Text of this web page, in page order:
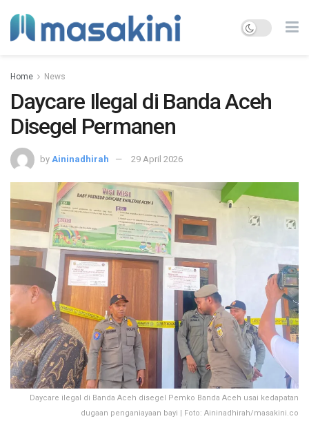
Home News
Daycare Ilegal di Banda Aceh
Disegel Permanen
by Aininadhirah 29 April 2026
Daycare ilegal di Banda Aceh disegel Pemko Banda Aceh usai kedapatan
dugaan penganiayaan bayi | Foto: Aininadhirah/masakini.co